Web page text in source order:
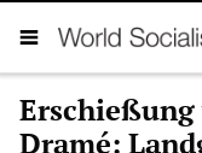
Dramé: